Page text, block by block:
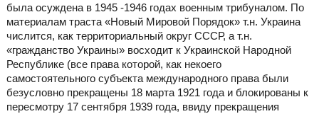
была осуждена в 1945 -1946 годах военным трибуналом. По
материалам траста «Новый Мировой Порядок» т.н. Украина
числится, как территориальный округ СССР, а т.н.
«гражданство Украины» восходит к Украинской Народной
Республике (все права которой, как некоего
самостоятельного субъекта международного права были
безусловно прекращены 18 марта 1921 года и блокированы к
пересмотру 17 сентября 1939 года, ввиду прекращения